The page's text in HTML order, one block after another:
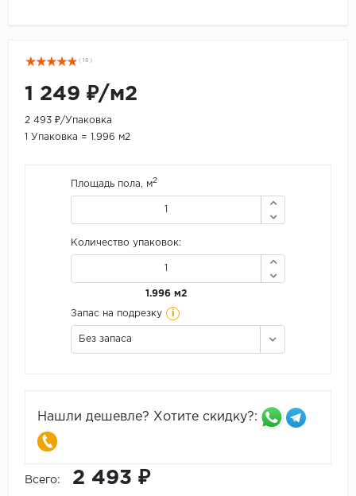
( 18 )
1 249 ₽/м2
2 493 ₽/Упаковка
1 Упаковка = 1.996 м2
Площадь пола, м2
Количество упаковок:
1.996 м2
Запас на подрезку i
Без запаса
Нашли дешевле? Хотите скидку?:
Всего: 2 493 ₽